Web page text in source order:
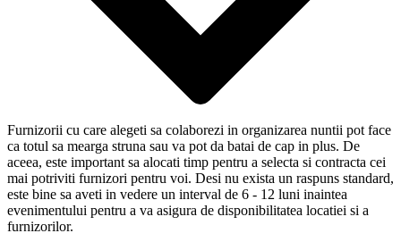
Furnizorii cu care alegeti sa colaborezi in organizarea nuntii pot face
ca totul sa mearga struna sau va pot da batai de cap in plus. De
aceea, este important sa alocati timp pentru a selecta si contracta cei
mai potriviti furnizori pentru voi. Desi nu exista un raspuns standard,
este bine sa aveti in vedere un interval de 6 - 12 luni inaintea
evenimentului pentru a va asigura de disponibilitatea locatiei si a
furnizorilor.